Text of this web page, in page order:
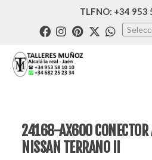
TLFNO: +34 953
24168-AX600 CONECTOR
NISSAN TERRANO II